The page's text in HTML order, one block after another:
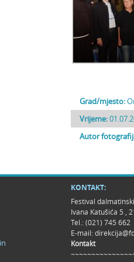
Grad/mjesto:
Vrijeme:
Autor
KONTAKT:
Festival
Ivana Katušića 5 ,
Tel.: (021) 745 662
E-mail:
Kontakt